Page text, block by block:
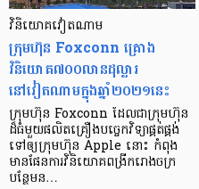
វិនិយោគវៀតណាម
ក្រុមហ៊ុន Foxconn គ្រោង
វិនិយោគ៧០០លានដុល្លារ
នៅវៀតណាមក្នុងឆ្នាំ២០២១នេះ
ក្រុមហ៊ុន Foxconn ដែលជាក្រុមហ៊ុន
ដ៏ធំមួយផលិតគ្រឿងបច្ចេកវិទ្យាផ្គត់ផ្គង់
ទៅឲ្យក្រុមហ៊ុន Apple នោះ កំពុង
មានផែនការវិនិយោគពង្រីករោងចក្រ
បន្ថែមន…